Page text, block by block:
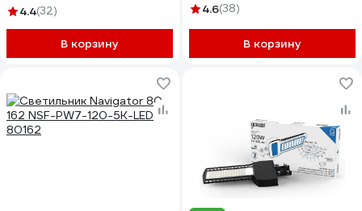
5000K КСС "Д" 629536320
4.4(32)
В корзину
4.6(38)
В корзину